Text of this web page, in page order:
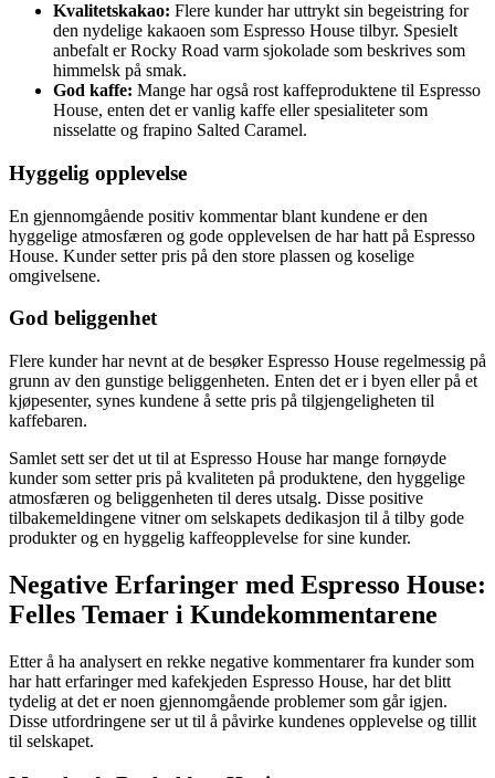
Kvalitetskakao: Flere kunder har uttrykt sin begeistring for
den nydelige kakaoen som Espresso House tilbyr. Spesielt
anbefalt er Rocky Road varm sjokolade som beskrives som
himmelsk på smak.
God kaffe: Mange har også rost kaffeproduktene til Espresso
House, enten det er vanlig kaffe eller spesialiteter som
nisselatte og frapino Salted Caramel.
Hyggelig opplevelse
En gjennomgående positiv kommentar blant kundene er den
hyggelige atmosfæren og gode opplevelsen de har hatt på Espresso
House. Kunder setter pris på den store plassen og koselige
omgivelsene.
God beliggenhet
Flere kunder har nevnt at de besøker Espresso House regelmessig på
grunn av den gunstige beliggenheten. Enten det er i byen eller på et
kjøpesenter, synes kundene å sette pris på tilgjengeligheten til
kaffebaren.
Samlet sett ser det ut til at Espresso House har mange fornøyde
kunder som setter pris på kvaliteten på produktene, den hyggelige
atmosfæren og beliggenheten til deres utsalg. Disse positive
tilbakemeldingene vitner om selskapets dedikasjon til å tilby gode
produkter og en hyggelig kaffeopplevelse for sine kunder.
Negative Erfaringer med Espresso House:
Felles Temaer i Kundekommentarene
Etter å ha analysert en rekke negative kommentarer fra kunder som
har hatt erfaringer med kafekjeden Espresso House, har det blitt
tydelig at det er noen gjennomgående problemer som går igjen.
Disse utfordringene ser ut til å påvirke kundenes opplevelse og tillit
til selskapet.